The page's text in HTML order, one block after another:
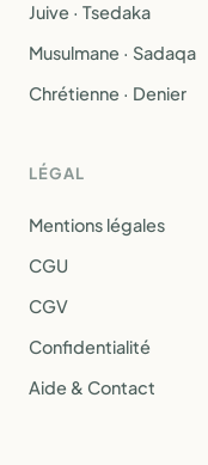
Juive · Tsedaka
Musulmane · Sadaqa
Chrétienne · Denier
LÉGAL
Mentions légales
CGU
CGV
Confidentialité
Aide & Contact